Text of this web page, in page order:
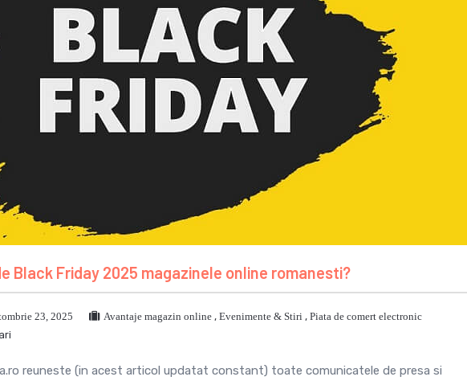
Black Friday 2025 magazinele online romanesti?
23, 2025 Avantaje magazin online , Evenimente & Stiri , Piata de comert electronic
reuneste (in acest articol updatat constant) toate comunicatele de presa si